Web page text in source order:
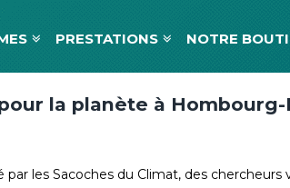
PRESTATIONS NOTRE
la planète à
par les Sacoches du Climat, des